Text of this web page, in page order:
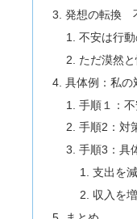
発想の転換
不安は行
ただ漠然
具体例：私の
手順１：
手順2：対
手順3：具
支出を
収入を